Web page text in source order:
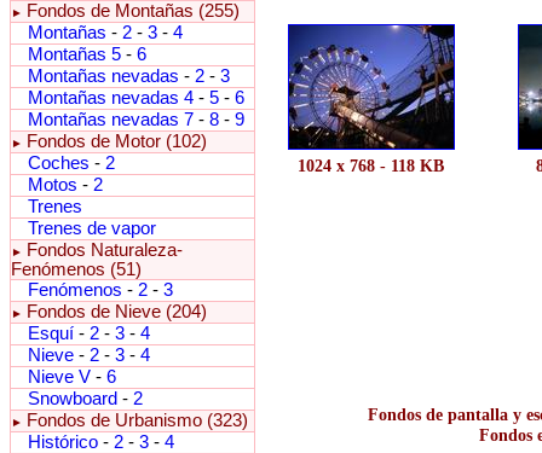
►
Fondos de Montañas (255)
Montañas - 2 - 3 - 4
Montañas 5 - 6
Montañas nevadas - 2 - 3
Montañas nevadas 4 - 5 - 6
Montañas nevadas 7 - 8 - 9
►
Fondos de Motor (102)
Coches - 2
Motos - 2
Trenes
Trenes de vapor
►
Fondos Naturaleza-
Fenómenos (51)
Fenómenos - 2 - 3
►
Fondos de Nieve (204)
Esquí - 2 - 3 - 4
Nieve - 2 - 3 - 4
Nieve V - 6
Snowboard - 2
►
Fondos de Urbanismo (323)
Histórico - 2 - 3 - 4
1024 x 768 - 118 KB
Fondos de pantalla y
Fondos